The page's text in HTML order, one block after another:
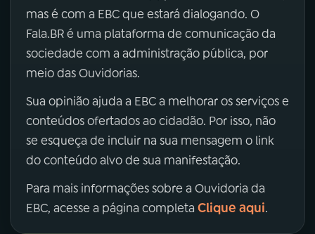
mas é com a EBC que estará dialogando. O
Fala.BR é uma plataforma de comunicação da
sociedade com a administração pública, por
meio das Ouvidorias.
Sua opinião ajuda a EBC a melhorar os serviços e
conteúdos ofertados ao cidadão. Por isso, não
se esqueça de incluir na sua mensagem o link
do conteúdo alvo de sua manifestação.
Para mais informações sobre a Ouvidoria da
EBC, acesse a página completa Clique aqui.